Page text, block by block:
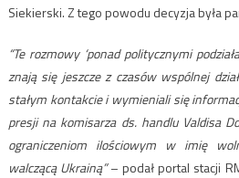
Siekierski. Z tego powodu decyzja była
“Te rozmowy ‘ponad politycznymi
znają się jeszcze z czasów wspólnej
stałym kontakcie i wymieniali się
presji na komisarza ds. handlu Valdisa
ograniczeniom ilościowym w imię
walczącą Ukrainą”– podał portal stacji